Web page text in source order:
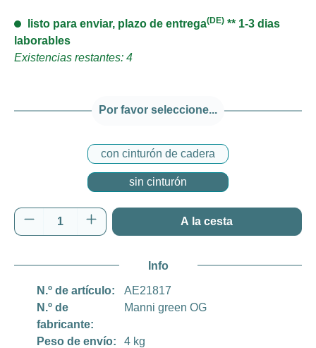
listo para enviar, plazo de entrega(DE) ** 1-3 dias
laborables
Existencias restantes: 4
Por favor seleccione...
con cinturón de cadera
sin cinturón
Cantidad del producto: introduce la
A la cesta
Info
N.º de artículo:
AE21817
N.º de
fabricante:
Manni green OG
Peso de envío: 4 kg